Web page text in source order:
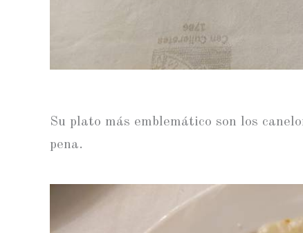
Su plato más emblemático son los
pena.